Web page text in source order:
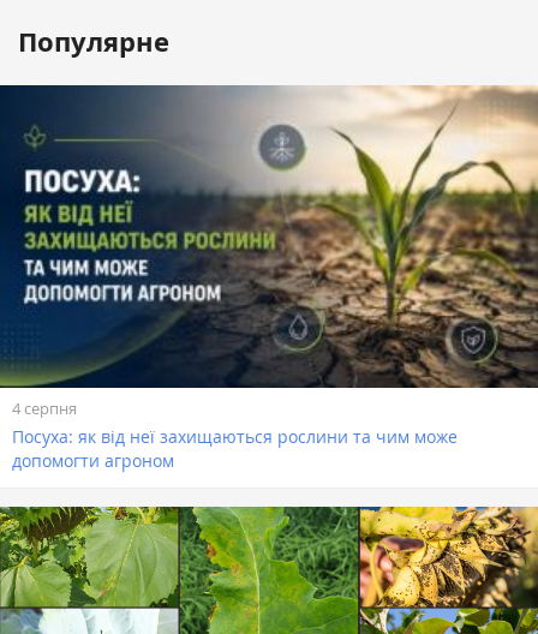
Популярне
4 серпня
Посуха: як від неї захищаються рослини та чим може
допомогти агроном